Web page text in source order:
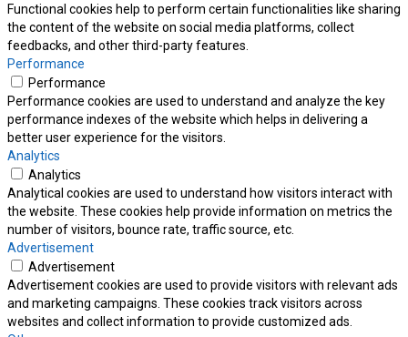
Functional cookies help to perform certain functionalities like sharing
the content of the website on social media platforms, collect
feedbacks, and other third-party features.
Performance
Performance
Performance cookies are used to understand and analyze the key
performance indexes of the website which helps in delivering a
better user experience for the visitors.
Analytics
Analytics
Analytical cookies are used to understand how visitors interact with
the website. These cookies help provide information on metrics the
number of visitors, bounce rate, traffic source, etc.
Advertisement
Advertisement
Advertisement cookies are used to provide visitors with relevant ads
and marketing campaigns. These cookies track visitors across
websites and collect information to provide customized ads.